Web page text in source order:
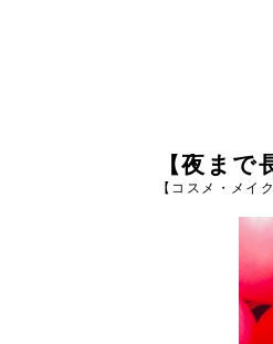
【夜ま
【コスメ・メイ